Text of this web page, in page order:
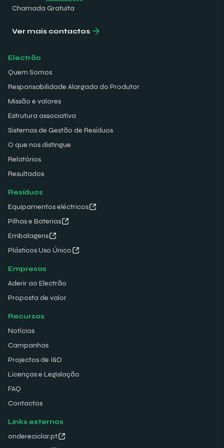
Chamada Gratuita
Ver mais contactos
Electrão
Quem Somos
Responsabilidade Alargada do Produtor
Missão e valores
Estrutura associativa
Sistemas de Gestão de Resíduos
O que nos distingue
Relatórios
Resultados
Resíduos
Equipamentos eléctricos
Pilhas e Baterias
Embalagens
Plásticos Uso Único
Empresas
Aderir ao Electrão
Proposta de valor
Recursos
Notícias
Campanhas
Projectos de I&D
Licenças e Legislação
FAQ
Contactos
Links externos
ondereciclar.pt